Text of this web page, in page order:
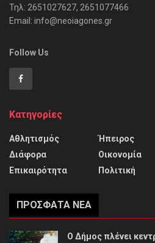
Τηλ: 2651027627, 2651077466
Email: info@neoiagones.gr
Follow Us
Κατηγορίες
Αθλητισμός
Διάφορα
Επικαιρότητα
Ήπειρος
Οικονομία
Πολιτική
ΠΡΌΣΦΑΤΑ ΝΈΑ
Ο Δήμος πλένει